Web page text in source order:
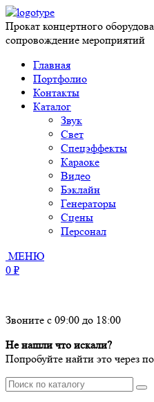
Прокат концертного
сопровождение мероприятий
Главная
Портфолио
Контакты
Каталог
Звук
Свет
Спецэффекты
Караоке
Видео
Бэклайн
Генераторы
Сцены
Персонал
МЕНЮ
0 ₽
Звоните с 09:00 до 18:00
Не нашли что искали?
Попробуйте найти это через